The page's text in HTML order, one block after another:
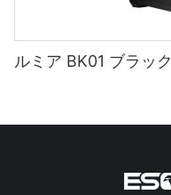
ルミア BK01 ブラック